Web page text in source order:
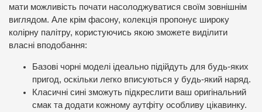
мати можливість почати насолоджуватися своїм зовнішнім
виглядом. Але крім фасону, колекція пропонує широку
колірну палітру, користуючись якою зможете виділити
власні вподобання:
Базові чорні моделі ідеально підійдуть для будь-яких
пригод, оскільки легко вписуються у будь-який наряд.
Класичні сині зможуть підкреслити ваш оригінальний
смак та додати кожному аутфіту особливу цікавинку.